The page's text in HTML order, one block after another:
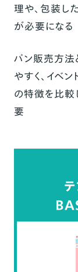
理や、包装し
が必要になる
パン販売方法
やすく、イベ
の特徴を比較
要